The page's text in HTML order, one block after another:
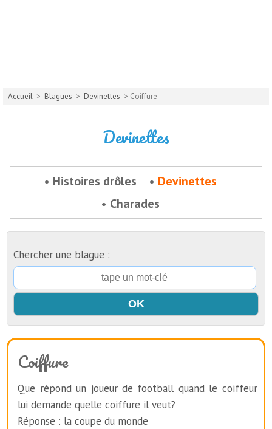
Accueil > Blagues > Devinettes > Coiffure
Devinettes
Histoires drôles
Devinettes
Charades
Chercher une blague :
Coiffure
Que répond un joueur de football quand le coiffeur
lui demande quelle coiffure il veut?
Réponse : la coupe du monde